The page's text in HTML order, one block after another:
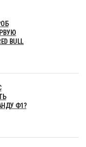
BULL
Ф1?